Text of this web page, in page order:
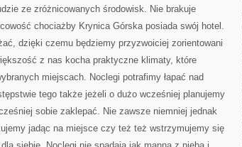
ze zróżnicowanych środowisk. Nie brakuje
chociażby Krynica Górska posiada swój hotel.
dzięki czemu będziemy przyzwoiciej zorientowani
z nas kocha praktyczne klimaty, które
miejscach. Noclegi potrafimy łapać nad
tego także jeżeli o dużo wcześniej planujemy
sobie zaklepać. Nie zawsze niemniej jednak
jadąc na miejsce czy też też wstrzymujemy się